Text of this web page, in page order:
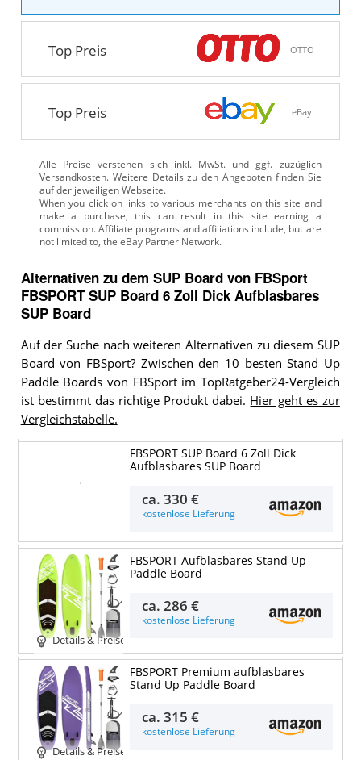
Top Preis OTTO
Top Preis eBay
Alle Preise verstehen sich inkl. MwSt. und ggf. zuzüglich
Versandkosten. Weitere Details zu den Angeboten finden Sie
auf der jeweiligen Webseite.
Alternativen zu dem SUP Board von FBSport
FBSPORT SUP Board 6 Zoll Dick Aufblasbares
SUP Board
Auf der Suche nach weiteren Alternativen zu diesem SUP
Board von FBSport? Zwischen den 10 besten Stand Up
Paddle Boards von FBSport im TopRatgeber24-Vergleich
ist bestimmt das richtige Produkt dabei. Hier geht es zur
Vergleichstabelle.
FBSPORT SUP Board 6 Zoll Dick
Aufblasbares SUP Board
ca.330 €
kostenlose Lieferung
Details & Preise
FBSPORT Aufblasbares Stand Up
Paddle Board
ca.286 €
kostenlose Lieferung
Details & Preise
FBSPORT Premium aufblasbares
Stand Up Paddle Board
ca.315 €
kostenlose Lieferung